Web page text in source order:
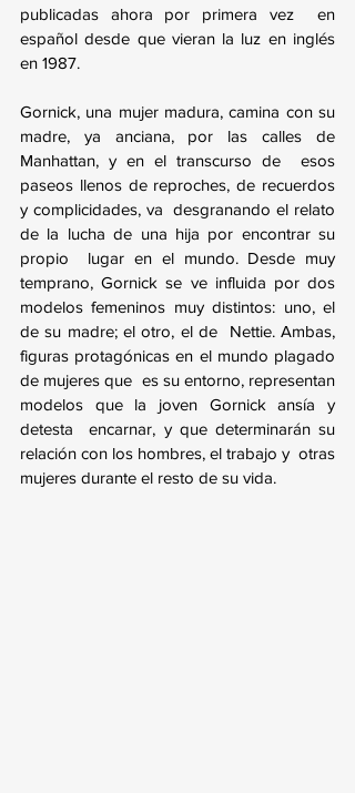
publicadas ahora por primera vez  en
español desde que vieran la luz en inglés
en 1987.
Gornick, una mujer madura, camina con su
madre, ya anciana, por las calles de
Manhattan, y en el transcurso de  esos
paseos llenos de reproches, de recuerdos
y complicidades, va  desgranando el relato
de la lucha de una hija por encontrar su
propio  lugar en el mundo. Desde muy
temprano, Gornick se ve influida por dos
modelos femeninos muy distintos: uno, el
de su madre; el otro, el de  Nettie. Ambas,
figuras protagónicas en el mundo plagado
de mujeres que  es su entorno, representan
modelos que la joven Gornick ansía y
detesta  encarnar, y que determinarán su
relación con los hombres, el trabajo y  otras
mujeres durante el resto de su vida.